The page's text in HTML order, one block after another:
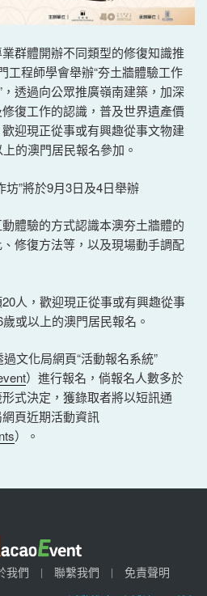
群體開辦不同類型的修復知識推
工程師學會舉辦“夯土牆體驗工作
，透過向公眾推廣嶺南建築，加深
復工作的認識，普及世界遺產價
迎現正從事或有興趣從事文物建
的澳門居民報名參加。
坊”將於9月3日及4日舉辦
動體驗的方式認識本澳夯土牆體的
修復方法等，以及現場動手調配
人，歡迎現正從事或有興趣從事
或以上的澳門居民報名。
文化局網頁“活動報名系統”
）進行報名，倘報名人數多於
式決定，獲錄取者將以短訊通
頁近期活動資訊
）。
我們 聯繫我們
免責聲明